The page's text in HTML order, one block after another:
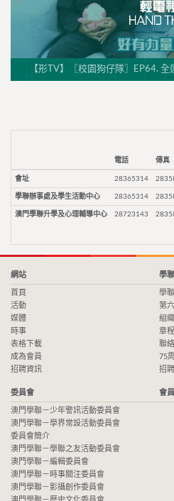
【形TV】〖校園狗仔隊〗EP64.
電話 傳真
會址 28365314
學聯辦事處及學生活動中心 28365314
澳門學聯升學及心理輔導中心 28723143
網站
首頁
活動
媒體
時事
表格下載
成為會員
招聘資訊
學聯
學
第
組
章程
聯
75
招
委員會
澳門學聯－少年警訊活動委員會
澳門學聯－學界常設活動委員會
委員會簡介
澳門學聯－學聯之友活動委員會
澳門學聯－編輯委員會
澳門學聯－時事關注委員會
澳門學聯－影攝創作委員會
會